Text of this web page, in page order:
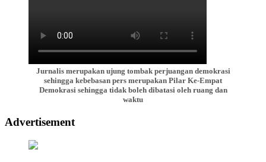
Jurnalis merupakan ujung tombak perjuangan demokrasi
sehingga kebebasan pers merupakan Pilar Ke-Empat
Demokrasi sehingga tidak boleh dibatasi oleh ruang dan
waktu
Advertisement